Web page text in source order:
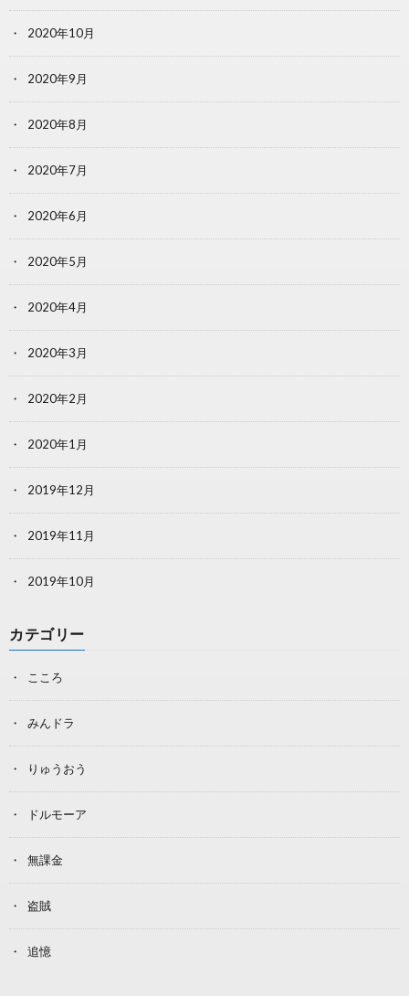
2020年10月
2020年9月
2020年8月
2020年7月
2020年6月
2020年5月
2020年4月
2020年3月
2020年2月
2020年1月
2019年12月
2019年11月
2019年10月
カテゴリー
こころ
みんドラ
りゅうおう
ドルモーア
無課金
盗賊
追憶